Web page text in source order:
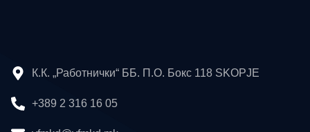
К.К. „Работнички“ ББ. П.О. Бокс 118 SKOPJE
+389 2 316 16 05